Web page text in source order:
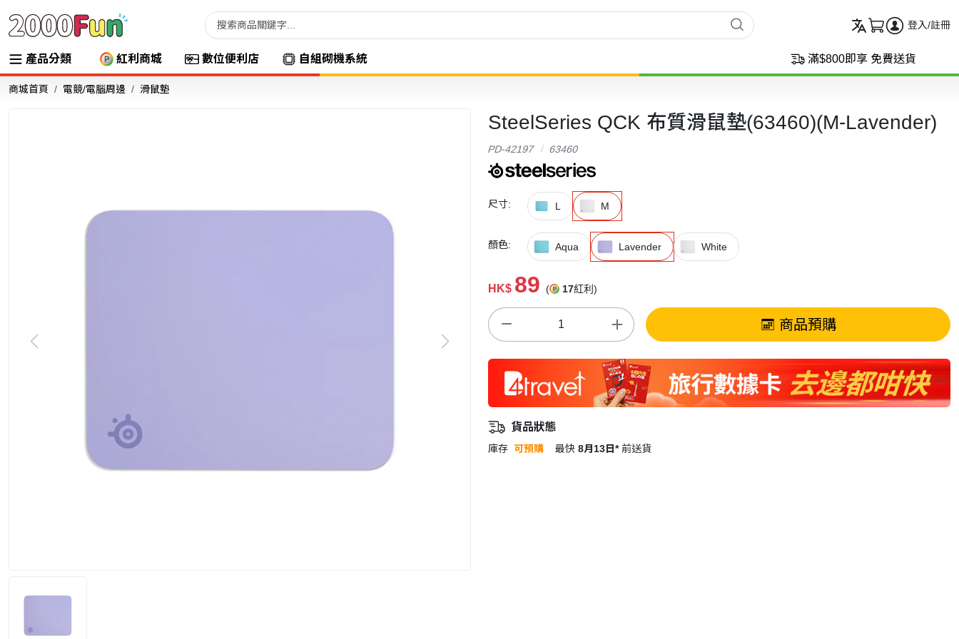
登入/註冊
產品分類 紅利商城 數位便利店 自組砌機系統 滿$800即享 免費送貨
商城首頁 電競/電腦周邊 滑鼠墊
SteelSeries QCK 布質滑鼠墊(63460)(M-Lavender)
PD-42197 63460
尺寸: L M
顏色: Aqua Lavender White
HK$ 89 ( 17紅利)
商品預購
貨品狀態
庫存 可預購 最快 8月13日* 前送貨